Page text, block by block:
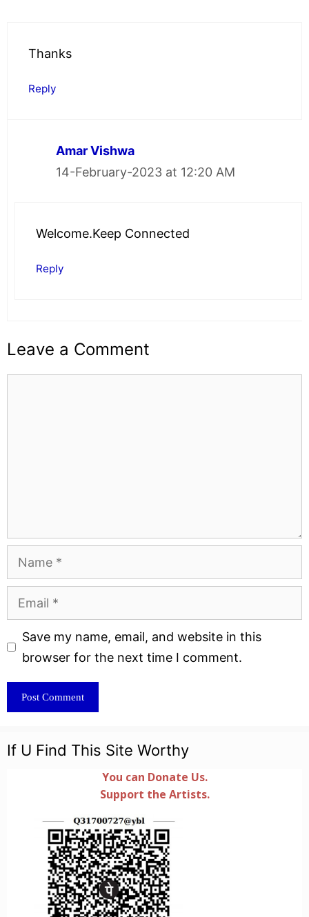
Thanks
Reply
Amar Vishwa
14-February-2023 at 12:20 AM
Welcome.Keep Connected
Reply
Leave a Comment
Name
Email
Website
Save my name, email, and website in this
browser for the next time I comment.
If U Find This Site Worthy